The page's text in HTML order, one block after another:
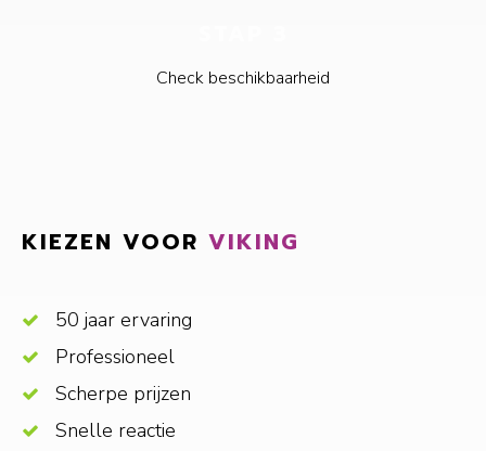
Check beschikbaarheid
KIEZEN VOOR VIKING
50 jaar ervaring
Professioneel
Scherpe prijzen
Snelle reactie